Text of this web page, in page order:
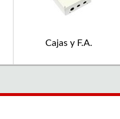
Cajas y F.A.